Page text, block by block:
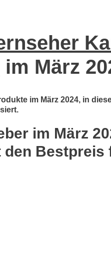
im März
im März 2024, in
im März
Bestpreis